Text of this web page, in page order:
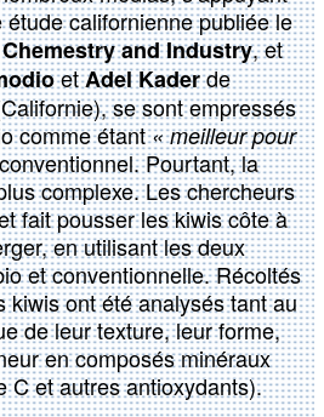
étude californienne publiée le
Chemestry and Industry, et
etAdel Kaderde
se sont empressés
comme étant« meilleur pour
Pourtant, la
complexe. Les chercheurs
fait pousser les kiwis côte à
en utilisant les deux
et conventionnelle. Récoltés
kiwis ont été analysés tant au
de leur texture, leur forme,
en composés minéraux
C et autres antioxydants).